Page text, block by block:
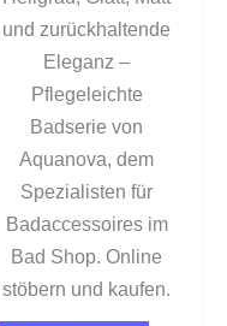
und zurückhaltende
Eleganz –
Pflegeleichte
Badserie von
Aquanova, dem
Spezialisten für
Badaccessoires im
Bad Shop. Online
stöbern und kaufen.